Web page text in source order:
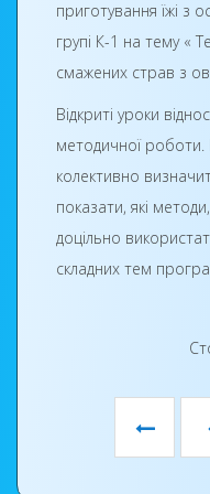
Міністерством
району.
- навчальна
- правила
- оригінальність
- дотримання норм
кожен ресторан,
відрізняє їх один
приготування їжі з
групі К-1 на тему «
смажених страв з
Відкриті уроки
методичної
колективно
показати, які
доцільно
складних тем
мінімальних
ефективного
навчального
робити висновки.